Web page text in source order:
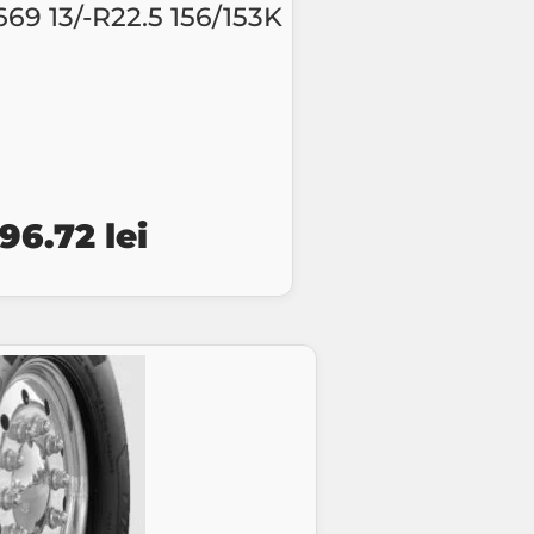
13/-R22.5 156/153K
lei.
lei
curent
este:
1896.72 lei.